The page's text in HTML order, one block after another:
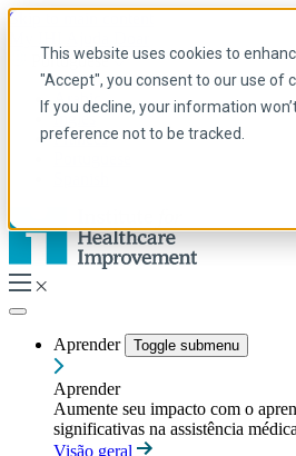
This website uses cookies to
"Accept", you consent to our use of
If you decline, your information
preference not to be tracked.
Skip to main content
Portuguese
Arabic
Inglês
Francês
Aprender Toggle submenu
Aprender
Aumente seu impacto com o
significativas na assistência
Visão geral